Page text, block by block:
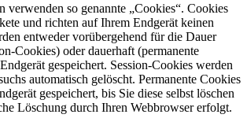
verwenden so genannte „Cookies“. Cookies
und richten auf Ihrem Endgerät keinen
entweder vorübergehend für die Dauer
Cookies) oder dauerhaft (permanente
gespeichert. Session-Cookies werden
automatisch gelöscht. Permanente Cookies
gespeichert, bis Sie diese selbst löschen
Löschung durch Ihren Webbrowser erfolgt.